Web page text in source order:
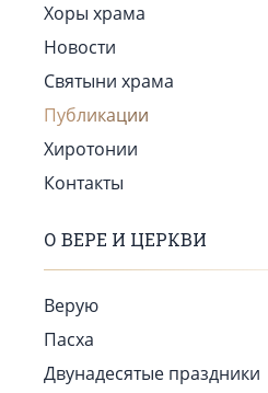
Хоры храма
Новости
Святыни храма
Публикации
Хиротонии
Контакты
О ВЕРЕ И ЦЕРКВИ
Верую
Пасха
Двунадесятые праздники